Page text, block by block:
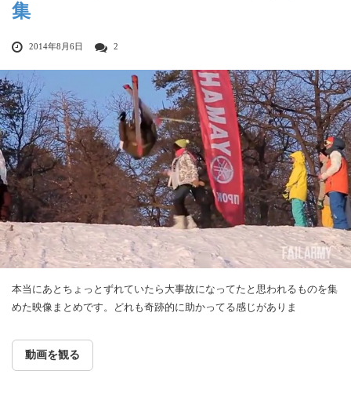
集
2014年8月6日 2
本当にあとちょっとずれていたら大事故になってたと思われるものを集
めた映像まとめです。どれも奇跡的に助かってる感じがありま
動画を観る